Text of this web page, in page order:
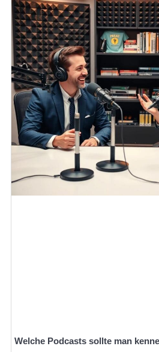
Welche Podcasts sollte man